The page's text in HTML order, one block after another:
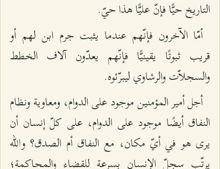
التاريخ حيًّا فإنّ عليًّا هذا حيّ.
أمّا الآخرون فإنّهم عندما يثبت جرم ابن لهم أو
قريب ثبوتًا يقينيًّا فإنّهم يعدّون آلاف الخطط
والسجلاّت والرشاوي ليبرّئوه.
أجل أمير المؤمنين موجود على الدوام، ومعاوية ونظام
النفاق أيضًا موجود على الدوام، على كلّ إنسان أن
يرى هو في أيّ مكان، مع النفاق أم الصدق؟ والله
يرتّب سجلّ الإنسان بسرعة للقضاء والمحاكمة؛